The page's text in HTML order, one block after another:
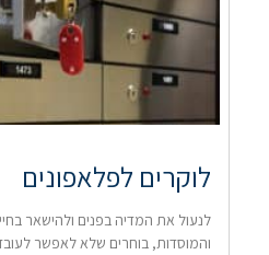
לוקרים לפלאפונים
לנעול את המדיה בפנים ולהישאר
והמוסדות, בוחרים שלא לאפשר